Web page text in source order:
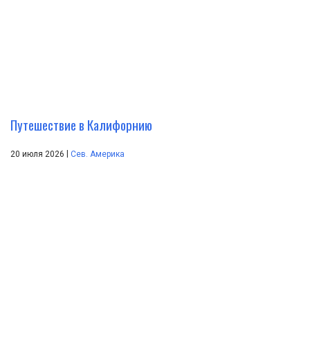
Путешествие в Калифорнию
20 июля 2026 Сев. Америка